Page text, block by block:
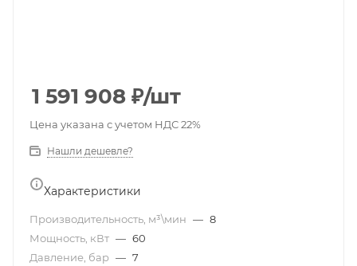
1 591 908 ₽/шт
Цена указана с учетом НДС 22%
Нашли дешевле?
Характеристики
Производительность, м³\мин — 8
Мощность, кВт — 60
Давление, бар — 7